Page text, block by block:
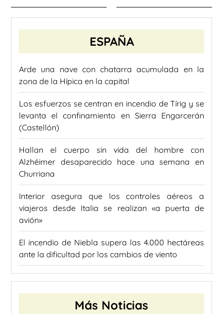
ESPAÑA
Arde una nave con chatarra acumulada en la
zona de la Hípica en la capital
Los esfuerzos se centran en incendio de Tírig y se
levanta el confinamiento en Sierra Engarcerán
(Castellón)
Hallan el cuerpo sin vida del hombre con
Alzhéimer desaparecido hace una semana en
Churriana
Interior asegura que los controles aéreos a
viajeros desde Italia se realizan «a puerta de
avión»
El incendio de Niebla supera las 4.000 hectáreas
ante la dificultad por los cambios de viento
Más Noticias